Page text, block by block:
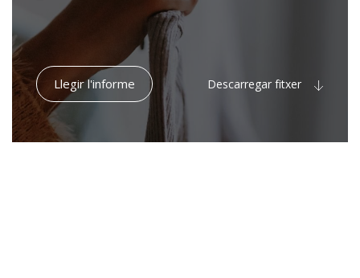
Llegir l'informe Descarregar fitxer